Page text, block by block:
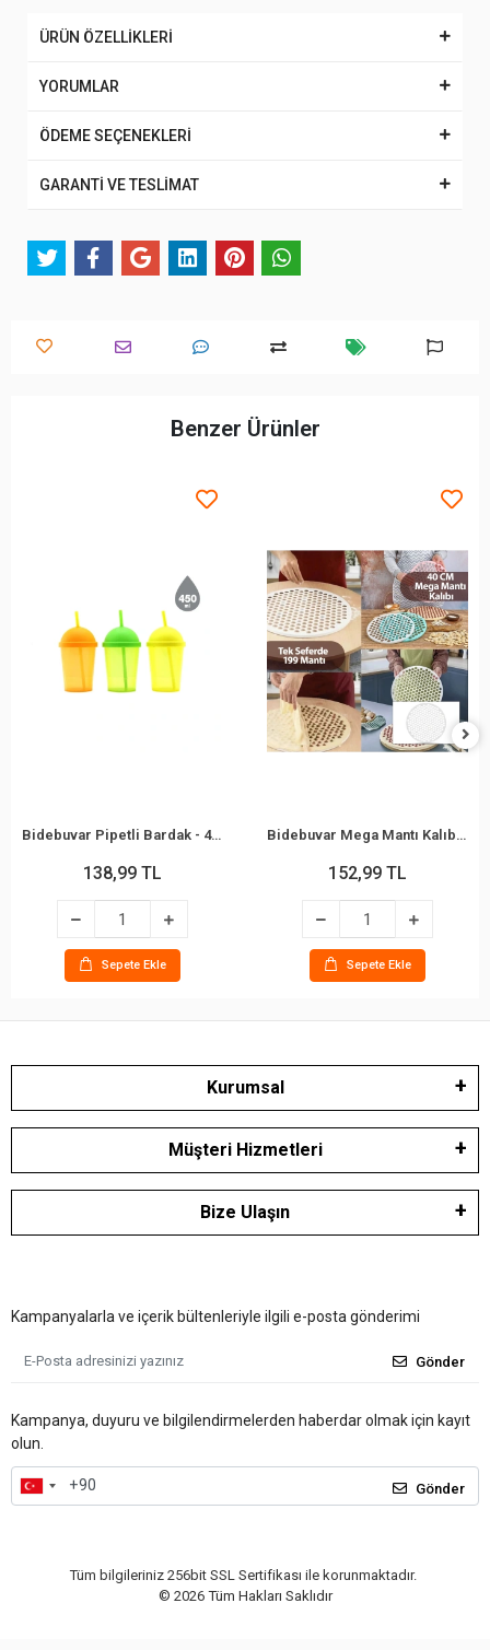
ÜRÜN ÖZELLİKLERİ
YORUMLAR
ÖDEME SEÇENEKLERİ
GARANTİ VE TESLİMAT
Benzer Ürünler
Bidebuvar Pipetli Bardak - 450 ml - Şeffaf Renkli - Plastik
138,99 TL
Sepete Ekle
Bidebuvar Mega Mantı Kalıbı - 40 cm - 199 Mantı Kapasiteli - Plastik
152,99 TL
Sepete Ekle
Kurumsal
Müşteri Hizmetleri
Bize Ulaşın
Kampanyalarla ve içerik bültenleriyle ilgili e-posta gönderimi
Gönder
Kampanya, duyuru ve bilgilendirmelerden haberdar olmak için kayıt
olun.
Gönder
Tüm bilgileriniz 256bit SSL Sertifikası ile korunmaktadır.
© 2026 Tüm Hakları Saklıdır